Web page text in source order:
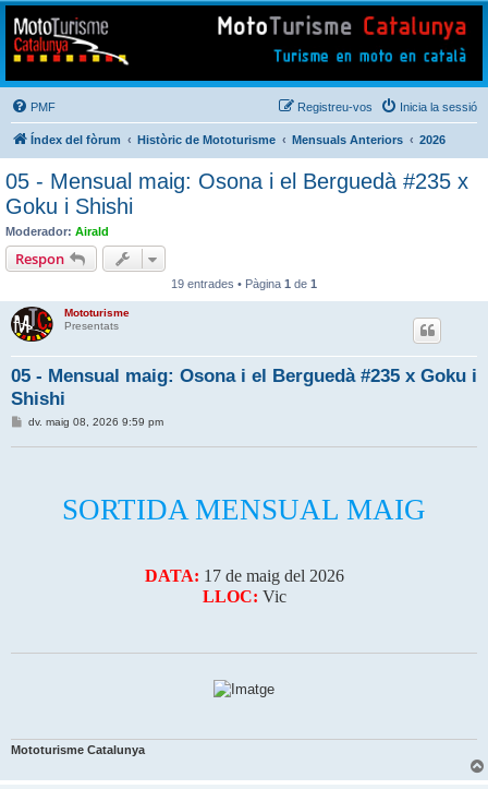
Mototurisme
Turisme en moto en català
PMF Inicia la sessió
Registreu-vos
Índex del fòrum Històric de Mototurisme Mensuals Anteriors 2026
05 - Mensual maig: Osona i el Berguedà #235 x
Goku i Shishi
Moderador: Airald
Respon
19 entrades • Pàgina 1 de 1
Mototurisme
Presentats
05 - Mensual maig: Osona i el Berguedà #235 x Goku i
Shishi
E
t
dv. maig 08, 2026 9:59 pm
SORTIDA MENSUAL MAIG
DATA: 17 de maig del 2026
LLOC: Vic
Mototurisme Catalunya